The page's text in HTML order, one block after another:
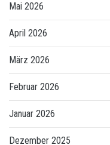
Mai 2026
April 2026
März 2026
Februar 2026
Januar 2026
Dezember 2025